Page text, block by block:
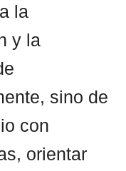
la
y la
sino de
con
orientar